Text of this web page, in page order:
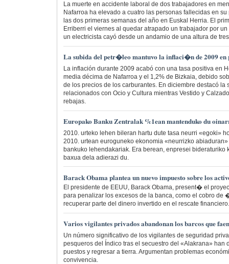
La muerte en accidente laboral de dos trabajadores en
Nafarroa ha elevado a cuatro las personas fallecidas en
las dos primeras semanas del año en Euskal Herria. El
Erriberri el viernes al quedar atrapado un trabajador por
un electricista cayó desde un andamio de una altura de
La subida del petr�leo mantuvo la inflaci�n de 2009 en
La inflación durante 2009 acabó con una tasa positiva en
media décima de Nafarroa y el 1,2% de Bizkaia, debido
de los precios de los carburantes. En diciembre destacó la
relacionados con Ocio y Cultura mientras Vestido y
rebajas.
Europako Banku Zentralak %1ean mantenduko du
2010. urteko lehen bileran hartu dute tasa neurri «egoki»
2010. urtean euroguneko ekonomia «neurrizko
bankuko lehendakariak. Era berean, enpresei bideraturiko
baxua dela adierazi du.
Barack Obama plantea un nuevo impuesto sobre los
El presidente de EEUU, Barack Obama, present� el
para penalizar los excesos de la banca, como el cobro
recuperar parte del dinero invertido en el rescate financiero.
Varios vigilantes privados abandonan los barcos que
Un número significativo de los vigilantes de seguridad
pesqueros del Índico tras el secuestro del «Alakrana» han
puestos y regresar a tierra. Argumentan problemas
convivencia.